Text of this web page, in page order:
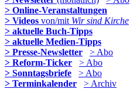
> Online-Veranstaltungen
> Videos von/mit Wir sind Kirche
> aktuelle Buch-Tipps
> aktuelle Medien-Tipps
> Presse-Newsletter
> Abo
> Reform-Ticker
> Abo
> Sonntagsbriefe
> Abo
> Terminkalender
> Archiv